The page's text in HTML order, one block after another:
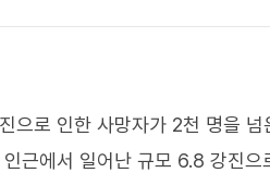
으로 인한 사망자가 2천 명을 넘
근에서 일어난 규모 6.8 강진